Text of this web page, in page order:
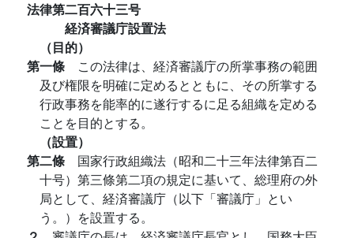
法律第二百六十三号
経済審議庁設置法
（目的）
第一條 この法律は、経済審議庁の所掌事務の範囲
及び権限を明確に定めるとともに、その所掌する
行政事務を能率的に遂行するに足る組織を定める
ことを目的とする。
（設置）
第二條 国家行政組織法（昭和二十三年法律第百二
十号）第三條第二項の規定に基いて、総理府の外
局として、経済審議庁（以下「審議庁」とい
う。）を設置する。